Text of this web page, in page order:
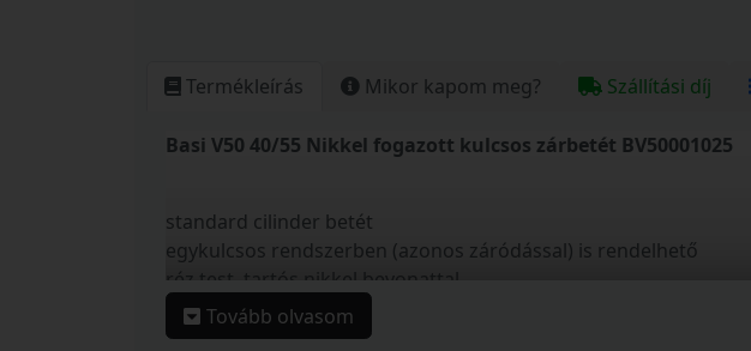
Termékleírás Mikor kapom meg? Szállítási díj
Basi V50 40/55 Nikkel fogazott kulcsos zárbetét BV50001025
standard cilinder betét
egykulcsos rendszerben (azonos záródással) is rendelhető
réz test, tartós nikkel bevonattal
5 csapos zárrendszer (27mm-től)
DIN EN 1303 szerint tanúsított zárbetét
Tovább olvasom